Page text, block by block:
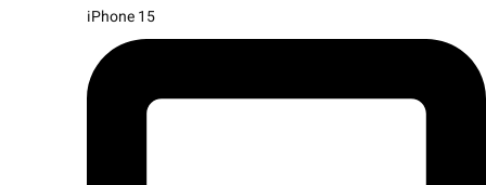
iPhone 15